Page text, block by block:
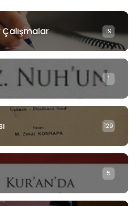
19
1
129
5